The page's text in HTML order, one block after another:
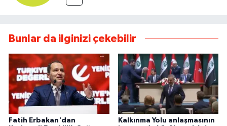
Bunlar da ilginizi çekebilir
Fatih Erbakan'dan
Kalkınma Yolu anlaşmasının